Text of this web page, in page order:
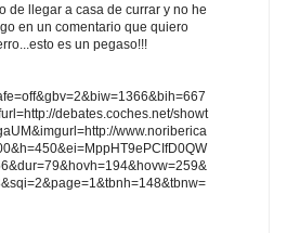
de llegar a casa de currar y no he
en un comentario que quiero
es un pegaso!!!
debates.coches.net/showt
www.noriberica